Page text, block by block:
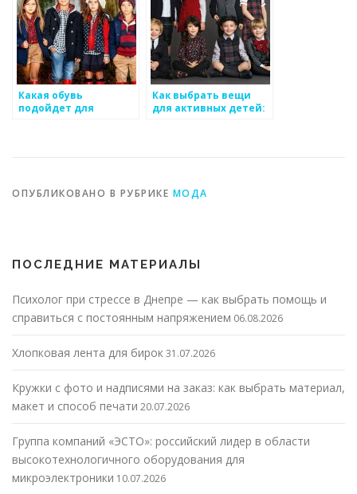
Какая обувь
подойдет для
Как выбрать вещи
для активных детей:
ОПУБЛИКОВАНО В РУБРИКЕ МОДА
ПОСЛЕДНИЕ МАТЕРИАЛЫ
Психолог при стрессе в Днепре — как выбрать помощь и
справиться с постоянным напряжением 06.08.2026
Хлопковая лента для бирок31.07.2026
Кружки с фото и надписями на заказ: как выбрать материал,
макет и способ печати 20.07.2026
Группа компаний «ЭСТО»: российский лидер в области
высокотехнологичного оборудования для
микроэлектроники 10.07.2026